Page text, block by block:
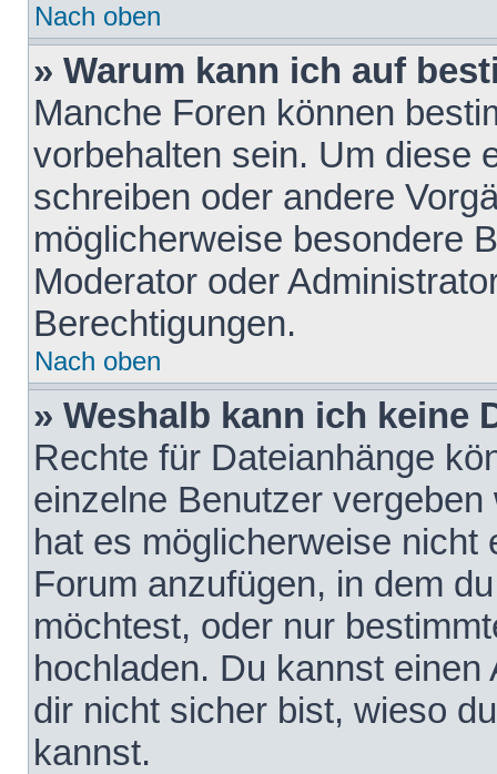
Nach oben
» Warum kann ich auf
Manche Foren können
vorbehalten sein. Um diese
schreiben oder andere
möglicherweise besondere
Moderator oder
Berechtigungen.
Nach oben
» Weshalb kann ich keine
Rechte für Dateianhänge
einzelne Benutzer
hat es möglicherweise nicht
Forum anzufügen, in dem
möchtest, oder nur
hochladen. Du kannst
dir nicht sicher bist, wieso
kannst.